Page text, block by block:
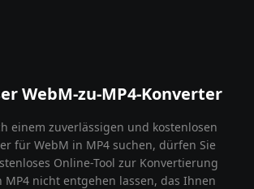
WebM-zu-MP4-Konverter
einem zuverlässigen und kostenlosen
für WebM in MP4 suchen, dürfen Sie
Online-Tool zur Konvertierung
MP4 nicht entgehen lassen, das Ihnen